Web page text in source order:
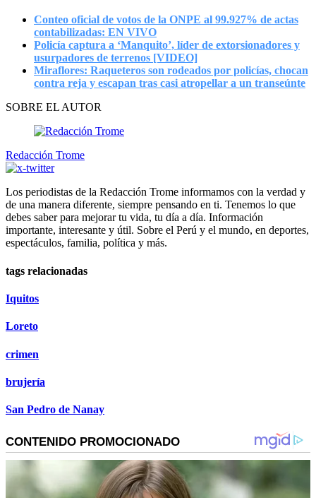
Conteo oficial de votos de la ONPE al 99.927% de actas
contabilizadas: EN VIVO
Policía captura a ‘Manquito’, líder de extorsionadores y
usurpadores de terrenos [VIDEO]
Miraflores: Raqueteros son rodeados por policías, chocan
contra reja y escapan tras casi atropellar a un transeúnte
SOBRE EL AUTOR
Redacción Trome
Los periodistas de la Redacción Trome informamos con la verdad y
de una manera diferente, siempre pensando en ti. Tenemos lo que
debes saber para mejorar tu vida, tu día a día. Información
importante, interesante y útil. Sobre el Perú y el mundo, en deportes,
espectáculos, familia, política y más.
tags relacionadas
Iquitos
Loreto
crimen
brujería
San Pedro de Nanay